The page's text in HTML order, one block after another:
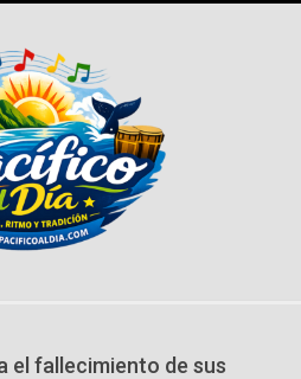
el fallecimiento de sus